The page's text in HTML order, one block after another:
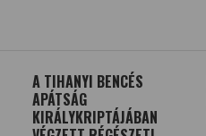
A TIHANYI BENCÉS
APÁTSÁG
KIRÁLYKRIPTÁJÁBAN